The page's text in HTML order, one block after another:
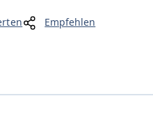
Empfehlen